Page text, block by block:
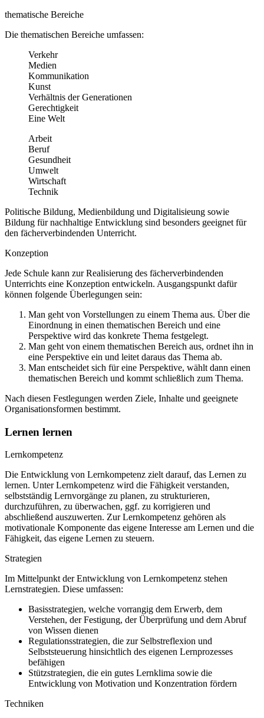
thematische Bereiche
Die thematischen Bereiche umfassen:
Verkehr
Medien
Kommunikation
Kunst
Verhältnis der Generationen
Gerechtigkeit
Eine Welt
Arbeit
Beruf
Gesundheit
Umwelt
Wirtschaft
Technik
Politische Bildung, Medienbildung und Digitalisieung sowie
Bildung für nachhaltige Entwicklung sind besonders geeignet für
den fächerverbindenden Unterricht.
Konzeption
Jede Schule kann zur Realisierung des fächerverbindenden
Unterrichts eine Konzeption entwickeln. Ausgangspunkt dafür
können folgende Überlegungen sein:
Man geht von Vorstellungen zu einem Thema aus. Über die
Einordnung in einen thematischen Bereich und eine
Perspektive wird das konkrete Thema festgelegt.
Man geht von einem thematischen Bereich aus, ordnet ihn in
eine Perspektive ein und leitet daraus das Thema ab.
Man entscheidet sich für eine Perspektive, wählt dann einen
thematischen Bereich und kommt schließlich zum Thema.
Nach diesen Festlegungen werden Ziele, Inhalte und geeignete
Organisationsformen bestimmt.
Lernen lernen
Lernkompetenz
Die Entwicklung von Lernkompetenz zielt darauf, das Lernen zu
lernen. Unter Lernkompetenz wird die Fähigkeit verstanden,
selbstständig Lernvorgänge zu planen, zu strukturieren,
durchzuführen, zu überwachen, ggf. zu korrigieren und
abschließend auszuwerten. Zur Lernkompetenz gehören als
motivationale Komponente das eigene Interesse am Lernen und die
Fähigkeit, das eigene Lernen zu steuern.
Strategien
Im Mittelpunkt der Entwicklung von Lernkompetenz stehen
Lernstrategien. Diese umfassen:
Basisstrategien, welche vorrangig dem Erwerb, dem
Verstehen, der Festigung, der Überprüfung und dem Abruf
von Wissen dienen
Regulationsstrategien, die zur Selbstreflexion und
Selbststeuerung hinsichtlich des eigenen Lernprozesses
befähigen
Stützstrategien, die ein gutes Lernklima sowie die
Entwicklung von Motivation und Konzentration fördern
Techniken